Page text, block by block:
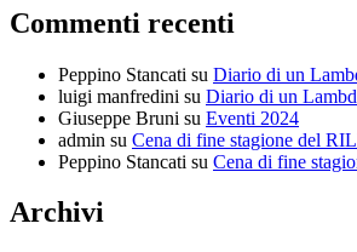
Commenti recenti
Peppino Stancati su Diario di un
luigi manfredini su Diario di un
Giuseppe Bruni su Eventi 2024
admin su Cena di fine stagione del
Peppino Stancati su Cena di fine
Archivi